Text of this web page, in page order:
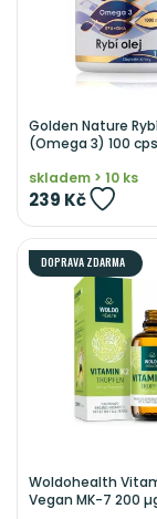
Golden Nature
(Omega 3) 100 cps
skladem > 10 ks
239 Kč
DOPRAVA ZDARMA
Woldohealth
Vegan MK-7 200